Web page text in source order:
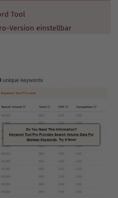
Tool
Version einstellbar